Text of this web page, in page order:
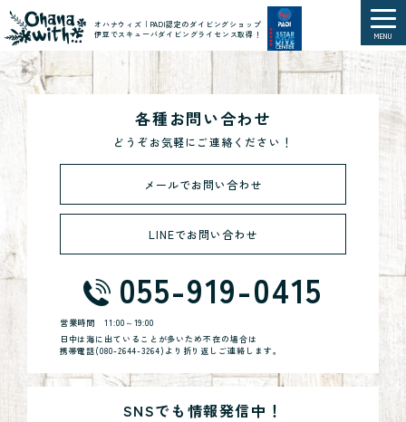
オハナウィズ｜PADI認定のダイビングショップ
伊豆でスキューバダイビングライセンス取得！
MENU
各種お問い合わせ
どうぞお気軽にご連絡ください！
メールでお問い合わせ
LINEでお問い合わせ
055-919-0415
営業時間11:00～19:00
日中は海に出ていることが多いため不在の場合は
携帯電話(080-2644-3264)より折り返しご連絡します。
SNSでも情報発信中！